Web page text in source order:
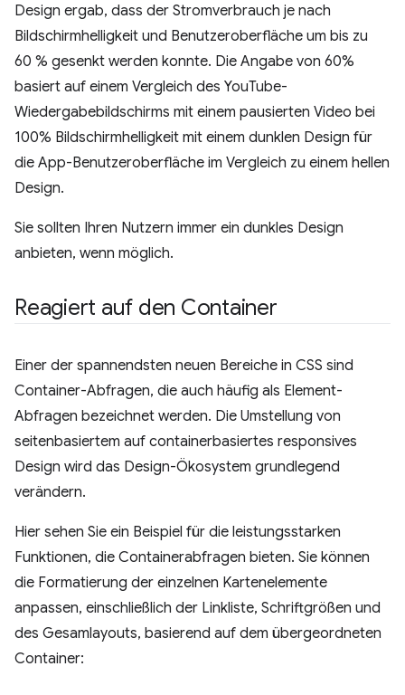
Design ergab, dass der Stromverbrauch je nach
Bildschirmhelligkeit und Benutzeroberfläche um bis zu
60 % gesenkt werden konnte. Die Angabe von 60%
basiert auf einem Vergleich des YouTube-
Wiedergabebildschirms mit einem pausierten Video bei
100% Bildschirmhelligkeit mit einem dunklen Design für
die App-Benutzeroberfläche im Vergleich zu einem hellen
Design.
Sie sollten Ihren Nutzern immer ein dunkles Design
anbieten, wenn möglich.
Reagiert auf den Container
Einer der spannendsten neuen Bereiche in CSS sind
Container-Abfragen, die auch häufig als Element-
Abfragen bezeichnet werden. Die Umstellung von
seitenbasiertem auf containerbasiertes responsives
Design wird das Design-Ökosystem grundlegend
verändern.
Hier sehen Sie ein Beispiel für die leistungsstarken
Funktionen, die Containerabfragen bieten. Sie können
die Formatierung der einzelnen Kartenelemente
anpassen, einschließlich der Linkliste, Schriftgrößen und
des Gesamlayouts, basierend auf dem übergeordneten
Container: